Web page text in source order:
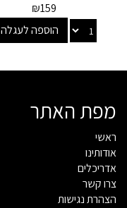
₪159
הוספה לעגלה
מפת האתר
ראשי
אודותינו
אדריכלים
צרו קשר
הצהרת נגישות